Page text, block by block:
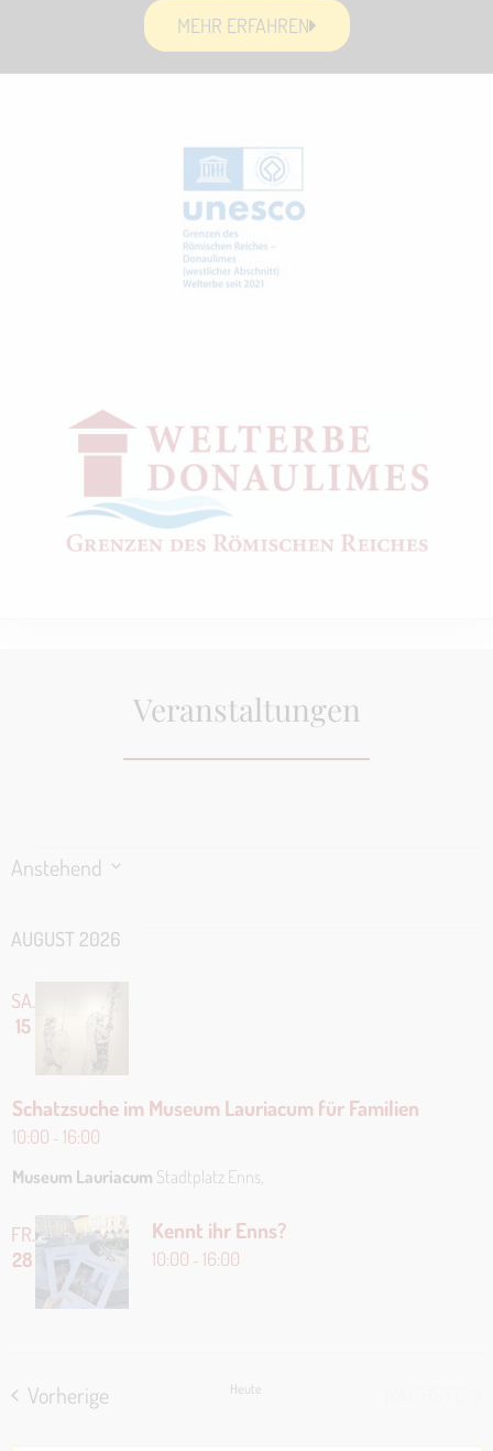
MEHR ERFAHREN
Veranstaltungen
Anstehend
t
m
w
e
n
AUGUST 2026
SA.
15
Schatzsuche im Museum Lauriacum für Familien
10:00 - 16:00
Museum Lauriacum Stadtplatz Enns,
FR.
28
Kennt ihr Enns?
10:00 - 16:00
VorherigeVeranstaltungenHeute